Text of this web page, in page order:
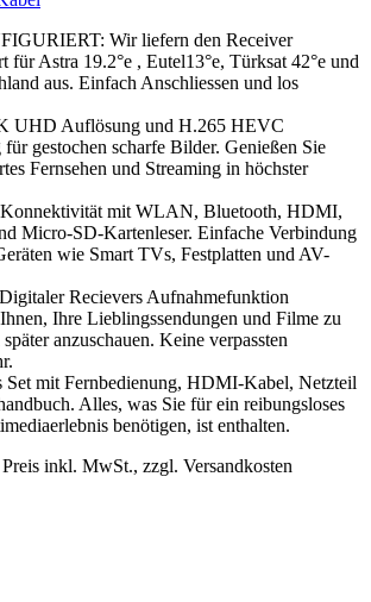
Wir liefern den Receiver
für Astra 19.2°e , Eutel13°e, Türksat 42°e und
aus. Einfach Anschliessen und los
UHD Auflösung und H.265 HEVC
gestochen scharfe Bilder. Genießen Sie
Fernsehen und Streaming in höchster
mit WLAN, Bluetooth, HDMI,
Micro-SD-Kartenleser. Einfache Verbindung
wie Smart TVs, Festplatten und AV-
Recievers Aufnahmefunktion
Ihre Lieblingssendungen und Filme zu
anzuschauen. Keine verpassten
Set mit Fernbedienung, HDMI-Kabel, Netzteil
Alles, was Sie für ein reibungsloses
benötigen, ist enthalten.
Preis inkl. MwSt., zzgl. Versandkosten